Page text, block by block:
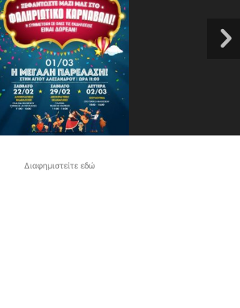
Διαφημιστείτε εδώ